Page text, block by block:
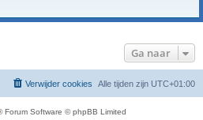
Ga naar
Alle tijden zijn UTC+01:00
Verwijder cookies
Forum Software © phpBB Limited